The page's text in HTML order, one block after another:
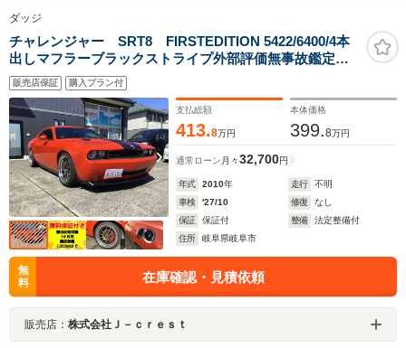
ダッジ
チャレンジャー SRT8 FIRSTEDITION 5422/6400/4本
出しマフラーブラックストライプ外部評価無事故鑑定済
オートチェック走行確認済08モデル10年登録当方メータ
ー不明提示
販売店保証 購入プラン付
支払総額
413.8万円
本体価格
399.8万円
通常ローン 月々32,700円
年式 2010年 走行
不明
車検
'27/10 修復
なし
保証
保証付 整備
法定整備付
住所
岐阜県岐阜市
無
料
在庫確認・見積依頼
販売店： 株式会社Ｊ－ｃｒｅｓｔ